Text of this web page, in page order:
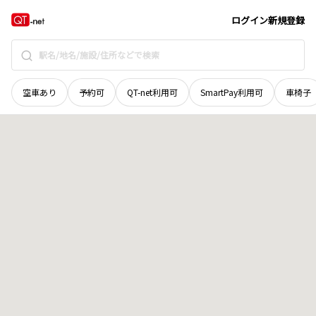
ログイン新規登録
空車あり 予約可 QT-net利用可 SmartPay利用可 車椅子
栃木県